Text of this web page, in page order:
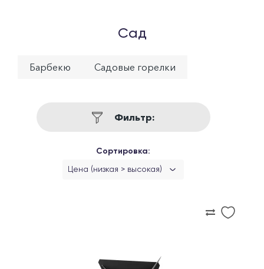
Сад
Барбекю Садовые горелки
Фильтр:
Сортировка:
Цена (низкая > высокая)